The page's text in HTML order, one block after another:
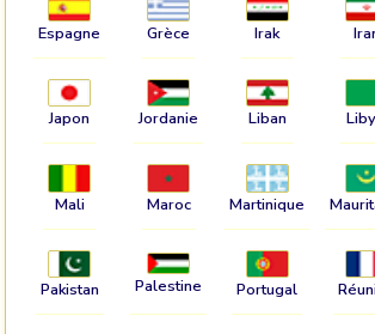
Espagne Grèce Irak
Japon Jordanie Liban
Mali Maroc Martinique
Pakistan Palestine Portugal